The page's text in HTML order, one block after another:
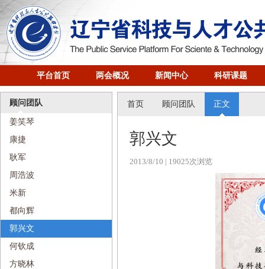
平台首页 两会概况 新闻中心 科研课题
顾问团队
姜笑琴
康捷
耿军
周浩波
米新
都向辉
​郭兴文
何钦成
方晓林
首页 顾问团队 正文
​郭兴文
2013/8/10 | 19025次浏览